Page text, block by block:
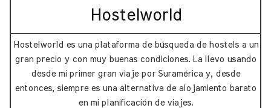
Hostelworld
Hostelworld es una plataforma de búsqueda de hostels a un
gran precio y con muy buenas condiciones. La llevo usando
desde mi primer gran viaje por Suramérica y, desde
entonces, siempre es una alternativa de alojamiento barato
en mi planificación de viajes.